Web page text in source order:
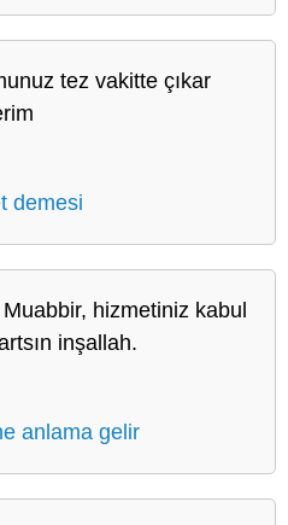
tez vakitte çıkar
demesi
hizmetiniz kabul
inşallah.
anlama gelir